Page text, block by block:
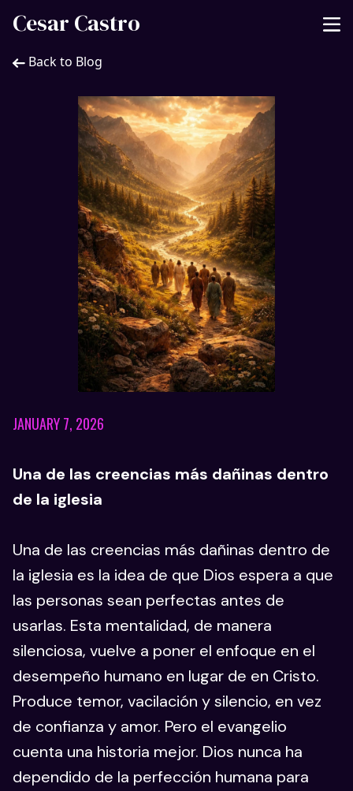
Cesar Castro
Back to Blog
JANUARY 7, 2026
Una de las creencias más dañinas dentro
de la iglesia
Una de las creencias más dañinas dentro de
la iglesia es la idea de que Dios espera a que
las personas sean perfectas antes de
usarlas. Esta mentalidad, de manera
silenciosa, vuelve a poner el enfoque en el
desempeño humano en lugar de en Cristo.
Produce temor, vacilación y silencio, en vez
de confianza y amor. Pero el evangelio
cuenta una historia mejor. Dios nunca ha
dependido de la perfección humana para